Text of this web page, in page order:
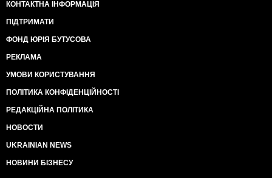
КОНТАКТНА ІНФОРМАЦІЯ
ПІДТРИМАТИ
ФОНД ЮРІЯ БУТУСОВА
РЕКЛАМА
УМОВИ КОРИСТУВАННЯ
ПОЛІТИКА КОНФІДЕНЦІЙНОСТІ
РЕДАКЦІЙНА ПОЛІТИКА
НОВОСТИ
UKRAINIAN NEWS
НОВИНИ БІЗНЕСУ